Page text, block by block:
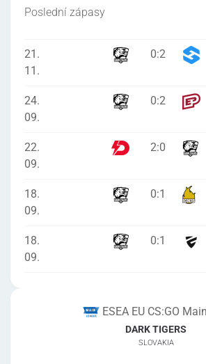
Poslední zápasy
21.
11.
0:2
24.
09.
0:2
22.
09.
2:0
18.
09.
0:1
18.
09.
0:1
ESEA EU CS:GO
DARK TIGERS
SLOVAKIA